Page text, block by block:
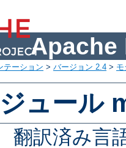
Apache
テーション > バージョン 2.4 >
ュール
翻訳済み言